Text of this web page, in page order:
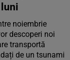
noiembrie
descoperi noi
transportă
de un tsunami